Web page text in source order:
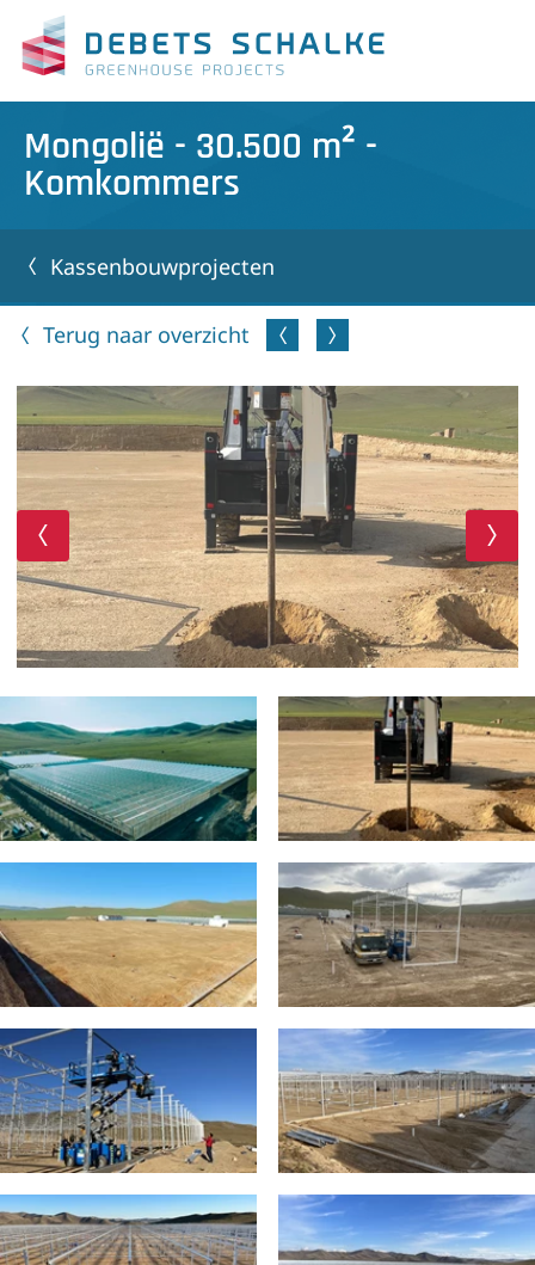
Mongolië - 30.500 m² -
Komkommers
Kassenbouwprojecten
Terug naar overzicht